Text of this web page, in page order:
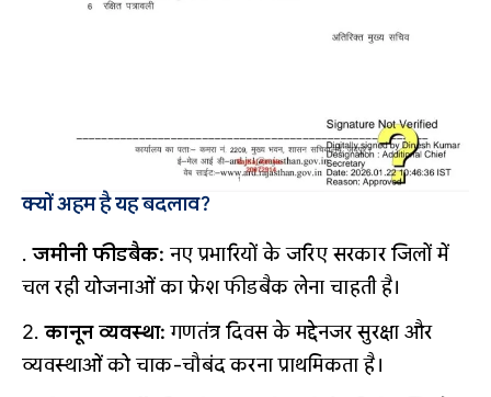
क्यों अहम है यह बदलाव?
जमीनी फीडबैक: नए प्रभारियों के जरिए सरकार जिलों में
चल रही योजनाओं का फ्रेश फीडबैक लेना चाहती है।
कानून व्यवस्था: गणतंत्र दिवस के मद्देनजर सुरक्षा और
व्यवस्थाओं को चाक-चौबंद करना प्राथमिकता है।